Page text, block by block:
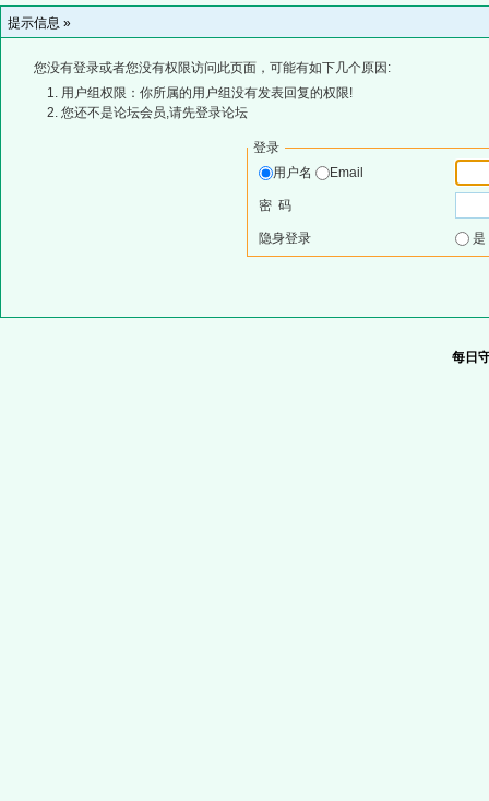
提示信息 »
您没有登录或者您没有权限访问此页面，可能有如下几个原因:
用户组权限：你所属的用户组没有发表回复的权限!
您还不是论坛会员,请先登录论坛
登录
用户名
Email
密 码
隐身登录
每日